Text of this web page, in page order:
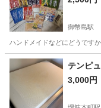
御幣島駅
ハンドメイドなどにどうです
大阪 大阪市 御幣島駅
テンピ
3,000円